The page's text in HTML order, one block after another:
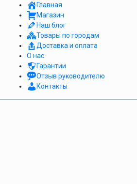
Главная
Магазин
Наш блог
Товары по городам
Доставка и оплата
О нас
Гарантии
Отзыв руководителю
Контакты